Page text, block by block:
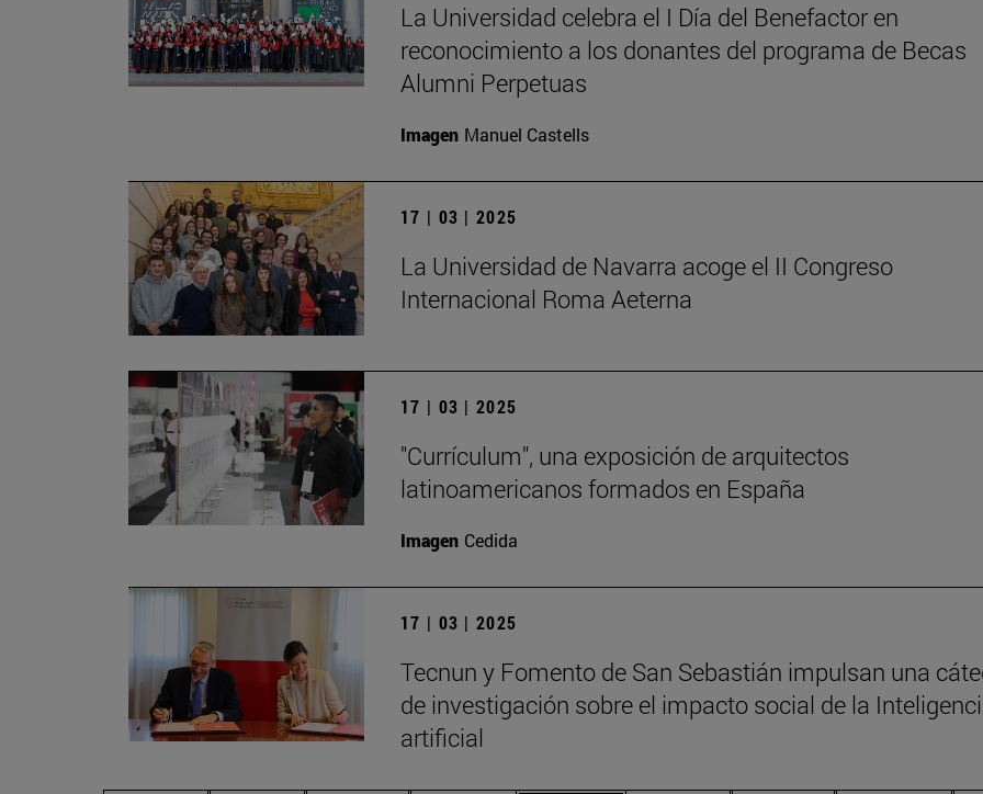
La Universidad celebra el I Día del Benefactor en
reconocimiento a los donantes del programa de Becas
Alumni Perpetuas
Imagen Manuel Castells
17 | 03 | 2025
La Universidad de Navarra acoge el II Congreso
Internacional Roma Aeterna
17 | 03 | 2025
"Currículum", una exposición de arquitectos
latinoamericanos formados en España
Imagen Cedida
17 | 03 | 2025
Tecnun y Fomento de San Sebastián impulsan una
de investigación sobre el impacto social de la
artificial